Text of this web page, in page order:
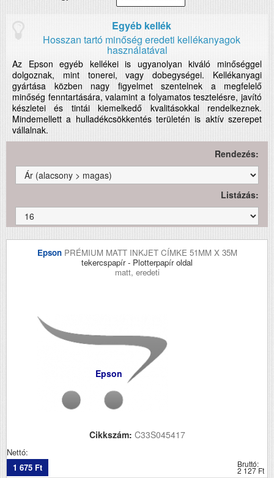
Egyéb kellék
Hosszan tartó minőség eredeti kellékanyagok
használatával
Az Epson egyéb kellékei is ugyanolyan kiváló minőséggel
dolgoznak, mint tonerei, vagy dobegységei. Kellékanyagi
gyártása közben nagy figyelmet szentelnek a megfelelő
minőség fenntartására, valamint a folyamatos tesztelésre, javító
készletei és tintái kiemelkedő kvalitásokkal rendelkeznek.
Mindemellett a hulladékcsökkentés területén is aktív szerepet
vállalnak.
Rendezés:
Listázás:
Epson PRÉMIUM MATT INKJET CÍMKE 51MM X 35M
tekercspapír - Plotterpapír oldal
matt, eredeti
Epson
Cikkszám: C33S045417
Nettó:
1 675 Ft
Bruttó:
2 127 Ft